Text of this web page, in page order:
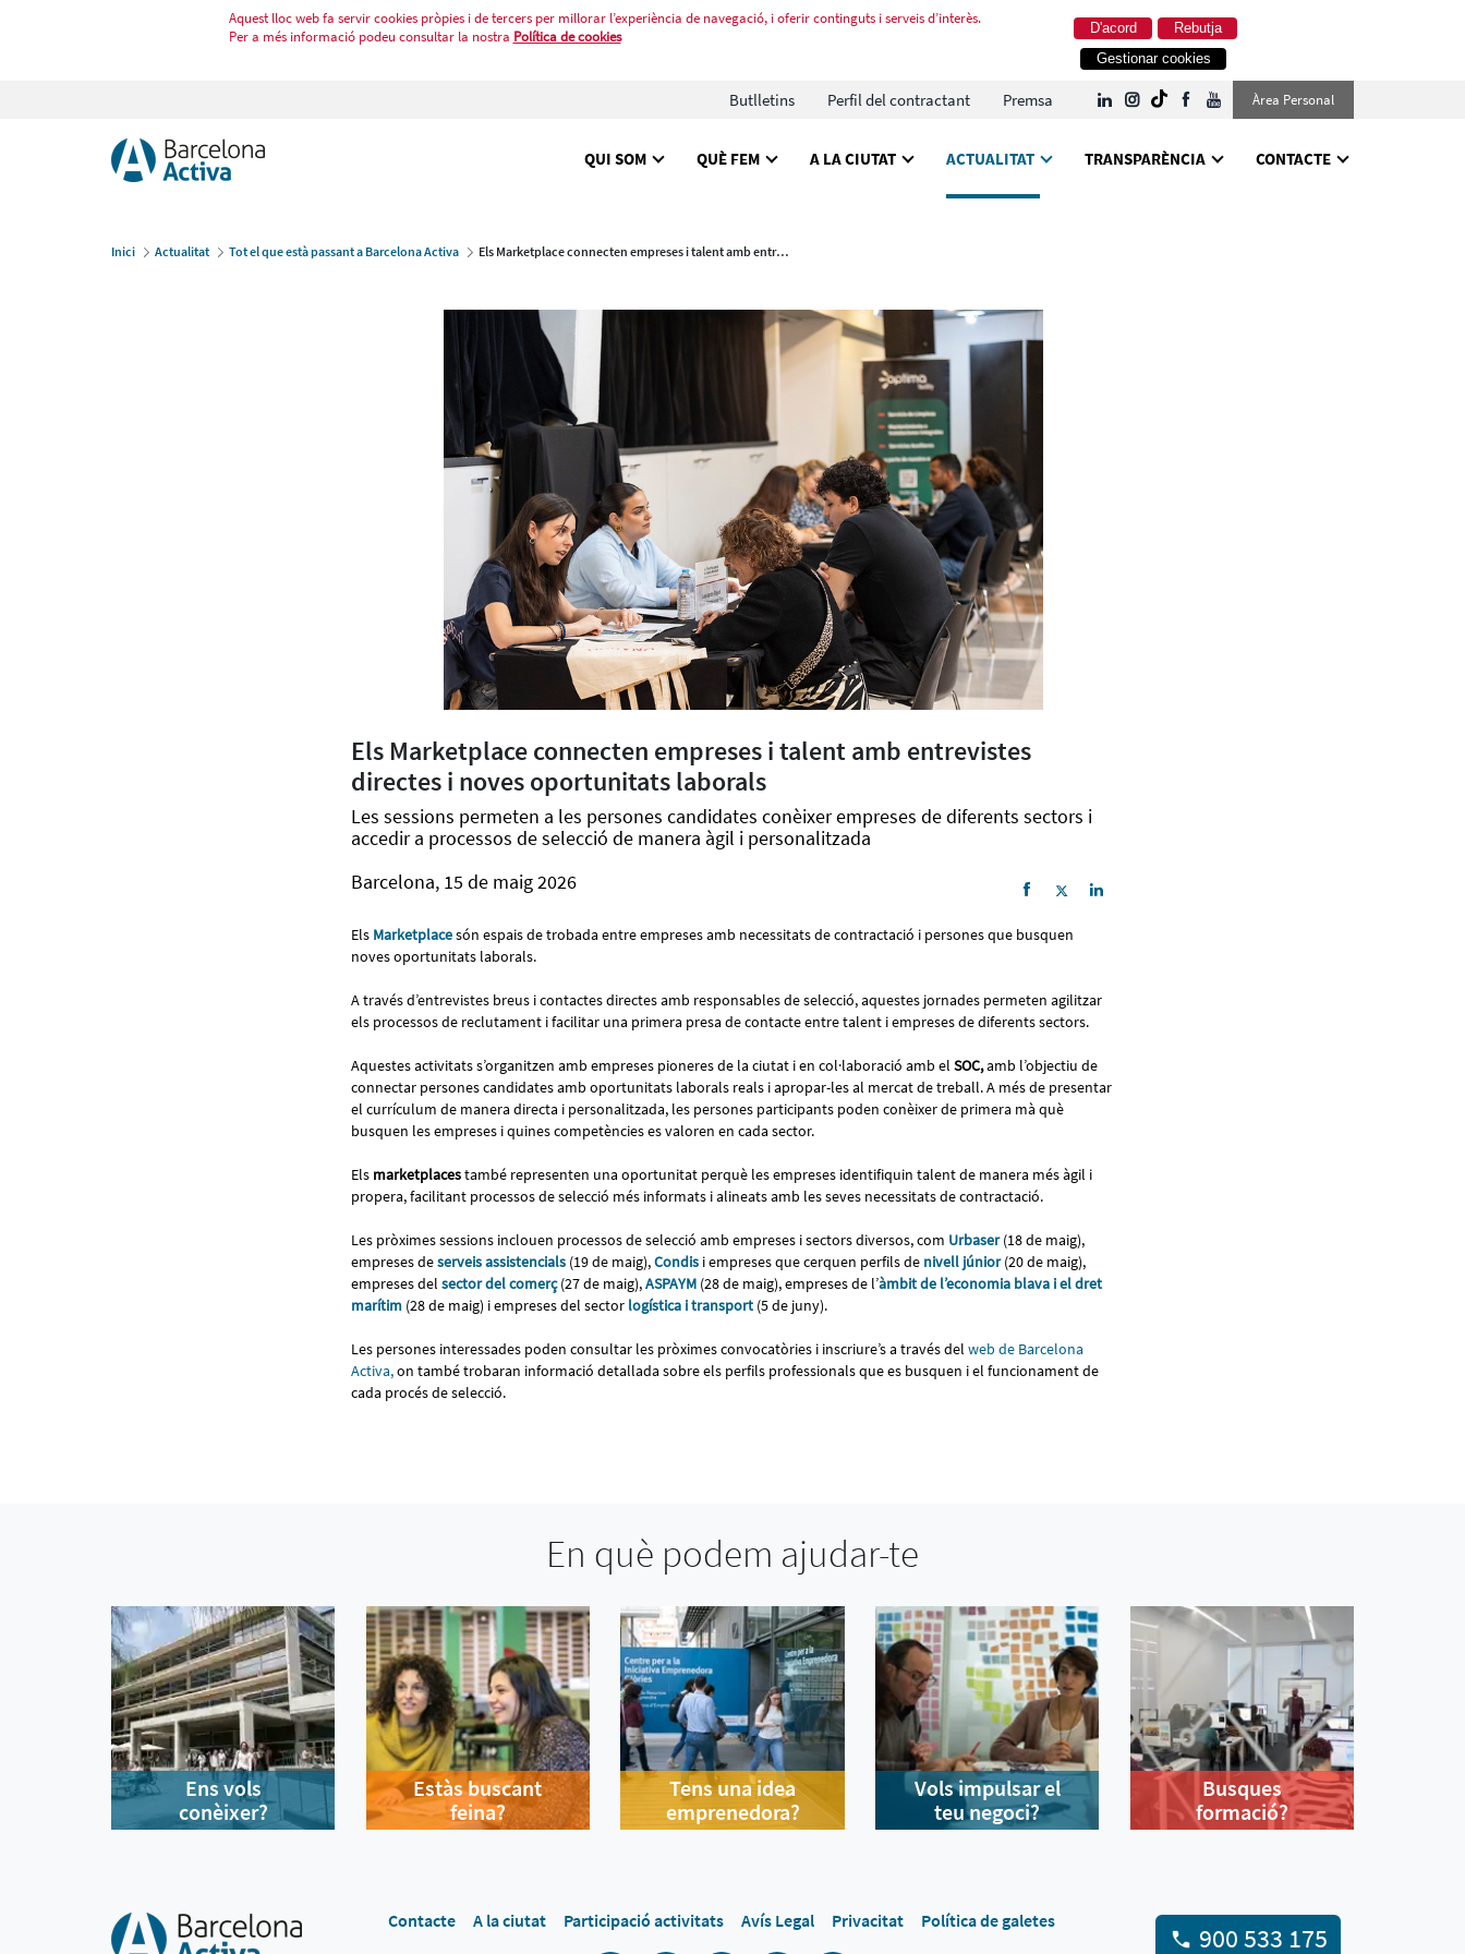
Aquest lloc web fa servir cookies pròpies i de tercers per millorar l’experiència de navegació, i oferir continguts i serveis d’interès.
Per a més informació podeu consultar la nostra Política de cookies Rebutja
D'acord
Gestionar cookies
Butlletins Perfil del contractant Premsa Àrea Personal
QUI SOM QUÈ FEM A LA CIUTAT ACTUALITAT TRANSPARÈNCIA CONTACTE
Inici Actualitat Tot el que està passant a Barcelona Activa Els Marketplace connecten empreses i talent amb entrevistes directes i noves oportunitats laborals
Els Marketplace connecten empreses i talent amb entrevistes
directes i noves oportunitats laborals
Les sessions permeten a les persones candidates conèixer empreses de diferents sectors i
accedir a processos de selecció de manera àgil i personalitzada
Barcelona, 15 de maig 2026
Els Marketplacesón espais de trobada entre empreses amb necessitats de contractació i persones que busquen
noves oportunitats laborals.
A través d’entrevistes breus i contactes directes amb responsables de selecció, aquestes jornades permeten agilitzar
els processos de reclutament i facilitar una primera presa de contacte entre talent i empreses de diferents sectors.
Aquestes activitats s’organitzen amb empreses pioneres de la ciutat i en col·laboració amb el SOC,amb l’objectiu de
connectar persones candidates amb oportunitats laborals reals i apropar-les al mercat de treball. A més de presentar
el currículum de manera directa i personalitzada, les persones participants poden conèixer de primera mà què
busquen les empreses i quines competències es valoren en cada sector.
Els marketplacestambé representen una oportunitat perquè les empreses identifiquin talent de manera més àgil i
propera, facilitant processos de selecció més informats i alineats amb les seves necessitats de contractació.
Les pròximes sessions inclouen processos de selecció amb empreses i sectors diversos, com Urbaser(18 de maig),
empreses deserveis assistencials (19 de maig),Condis i empreses que cerquen perfils de nivell júnior(20 de maig),
empreses del sector del comerç(27 de maig),ASPAYM (28 de maig), empreses de l’àmbit de l’economia blava i el dret
marítim (28 de maig) i empreses del sector logística i transport (5 de juny).
Les persones interessades poden consultar les pròximes convocatòries i inscriure’s a través del web de Barcelona
Activa,on també trobaran informació detallada sobre els perfils professionals que es busquen i el funcionament de
cada procés de selecció.
En què podem ajudar-te
Ens vols
conèixer?
Estàs buscant
feina?
Tens una idea
emprenedora?
Vols impulsar el
teu negoci?
Busques
formació?
Contacte A la ciutat Participació activitats Avís Legal Privacitat Política de galetes
900 533 175